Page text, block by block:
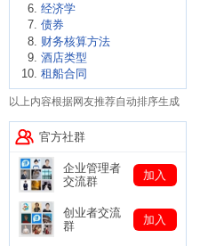
经济学
债券
财务核算方法
酒店类型
租船合同
以上内容根据网友推荐自动排序生成
官方社群
企业管理者
交流群
加入
创业者交流
群
加入